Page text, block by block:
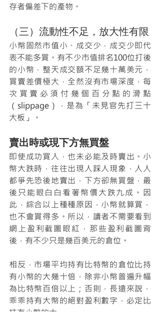
存者偏差下的產物。
（三）流動性不足，放大性有限
小幣固然市值小、成交少，成交少即代
表不能多買。有不少市值排名100位打後
的小幣，整天成交額不足幾十萬美元，
買賣差價極大，全然沒有市場深度，每
次買賣必須付幾個百分點的滑點
（slippage），是為「未見官先打三十
大板」。
賣出時或現下方無買盤
即使成功買入，也未必能及時賣出。小
幣大跌時，往往出現人踩人現象，人人
都爭先恐後地賣出，下方卻無買盤，最
後只能眼白白看著幣價大跌九成。因
此，綜合以上種種原因，小幣就算買，
也不會買得多。所以，讀者不需要看到
網上盈利截圖眼紅，那些盈利截圖背
後，有不少只是幾百美元的倉位。
相反，市場平均持有比特幣的倉位比持
有小幣的大幾十倍，除非小幣普遍升幅
為比特幣百倍以上；否則，長遠來說，
乖乖持有大幣的絕對盈利數字，必定比
持有小幣的大。